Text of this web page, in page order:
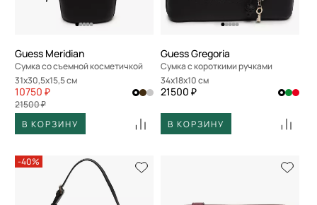
Guess Meridian
Сумка со съемной косметичкой
31x30,5x15,5 см
10750 ₽
21500 ₽
В КОРЗИНУ
Guess Gregoria
Сумка с короткими ручками
34x18x10 см
21500 ₽
В КОРЗИНУ
-40%